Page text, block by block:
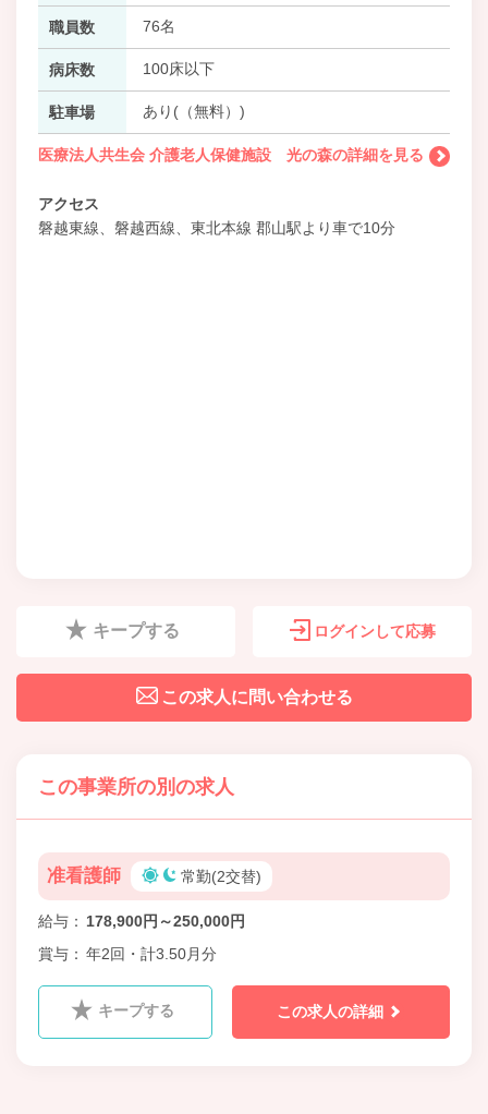
職員数 76名
病床数 100床以下
駐車場 あり(（無料）)
医療法人共生会 介護老人保健施設 光の森の詳細を見る
アクセス
磐越東線、磐越西線、東北本線 郡山駅より車で10分
キープする ログインして応募
この求人に問い合わせる
この事業所の別の求人
准看護師 常勤(2交替)
給与
178,900円～250,000円
賞与
年2回・計3.50月分
キープする この求人の詳細